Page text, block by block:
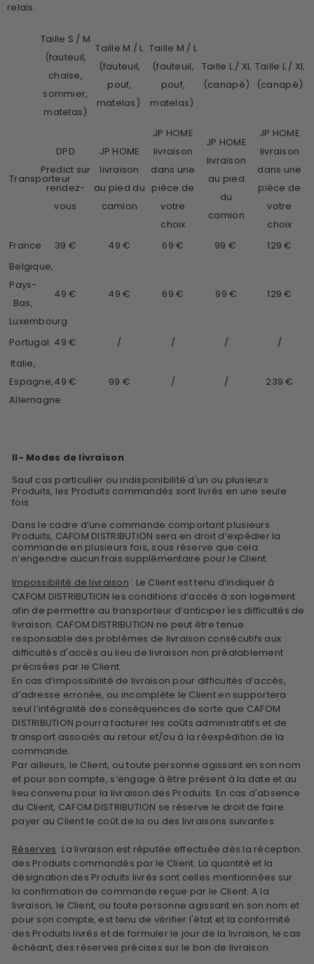
relais.
Taille S / M
(fauteuil,
chaise,
sommier,
matelas)
Taille M / L
(fauteuil,
pouf,
matelas)
Taille M / L
(fauteuil,
pouf,
matelas)
Taille L / XL
(canapé)
Taille L / XL
(canapé)
Transporteur
DPD
Predict sur
rendez-
vous
JP HOME
livraison
au pied du
camion
JP HOME
livraison
dans une
pièce de
votre
choix
JP HOME
livraison
au pied
du
camion
JP HOME
livraison
dans une
pièce de
votre
choix
France
39 € 49 € 69 € 99 €
129 €
Belgique,
Pays-
Bas,
Luxembourg
49 € 49 € 69 € 99 € 129 €
Portugal 49 € / / /
/
Italie,
Espagne,
Allemagne
49 € 99 € / / 239 €
II- Modes de livraison
Sauf cas particulier ou indisponibilité d'un ou plusieurs
Produits, les Produits commandés sont livrés en une seule
fois.
Dans le cadre d’une commande comportant plusieurs
Produits, CAFOM DISTRIBUTION sera en droit d’expédier la
commande en plusieurs fois, sous réserve que cela
n’engendre aucun frais supplémentaire pour le Client.
Impossibilité de livraison : Le Client est tenu d’indiquer à
CAFOM DISTRIBUTION les conditions d’accès à son logement
afin de permettre au transporteur d’anticiper les difficultés de
livraison. CAFOM DISTRIBUTION ne peut être tenue
responsable des problèmes de livraison consécutifs aux
difficultés d'accès au lieu de livraison non préalablement
précisées par le Client.
En cas d’impossibilité de livraison pour difficultés d’accès,
d’adresse erronée, ou incomplète le Client en supportera
seul l’intégralité des conséquences de sorte que CAFOM
DISTRIBUTION pourra facturer les coûts administratifs et de
transport associés au retour et/ou à la réexpédition de la
commande.
Par ailleurs, le Client, ou toute personne agissant en son nom
et pour son compte, s’engage à être présent à la date et au
lieu convenu pour la livraison des Produits. En cas d'absence
du Client, CAFOM DISTRIBUTION se réserve le droit de faire
payer au Client le coût de la ou des livraisons suivantes.
Réserves : La livraison est réputée effectuée dès la réception
des Produits commandés par le Client. La quantité et la
désignation des Produits livrés sont celles mentionnées sur
la confirmation de commande reçue par le Client. A la
livraison, le Client, ou toute personne agissant en son nom et
pour son compte, est tenu de vérifier l'état et la conformité
des Produits livrés et de formuler le jour de la livraison, le cas
échéant, des réserves précises sur le bon de livraison.